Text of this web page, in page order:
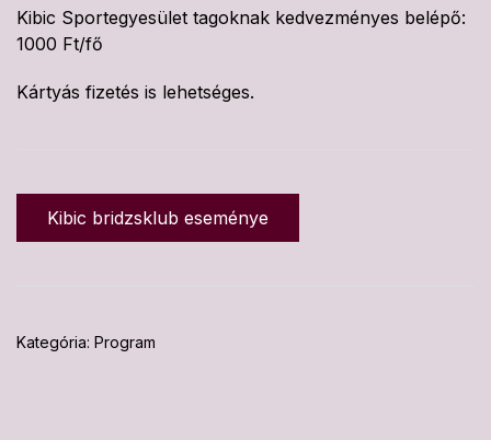
Kibic Sportegyesület tagoknak kedvezményes belépő:
1000 Ft/fő
Kártyás fizetés is lehetséges.
Kibic bridzsklub eseménye
Kategória: Program